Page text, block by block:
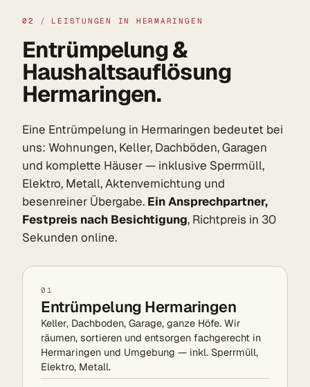
02 / LEISTUNGEN IN HERMARINGEN
Entrümpelung &
Haushaltsauflösung
Hermaringen.
Eine Entrümpelung in Hermaringen bedeutet bei
uns: Wohnungen, Keller, Dachböden, Garagen
und komplette Häuser — inklusive Sperrmüll,
Elektro, Metall, Aktenvernichtung und
besenreiner Übergabe. Ein Ansprechpartner,
Festpreis nach Besichtigung, Richtpreis in 30
Sekunden online.
01
Entrümpelung Hermaringen
Keller, Dachboden, Garage, ganze Höfe. Wir
räumen, sortieren und entsorgen fachgerecht in
Hermaringen und Umgebung — inkl. Sperrmüll,
Elektro, Metall.